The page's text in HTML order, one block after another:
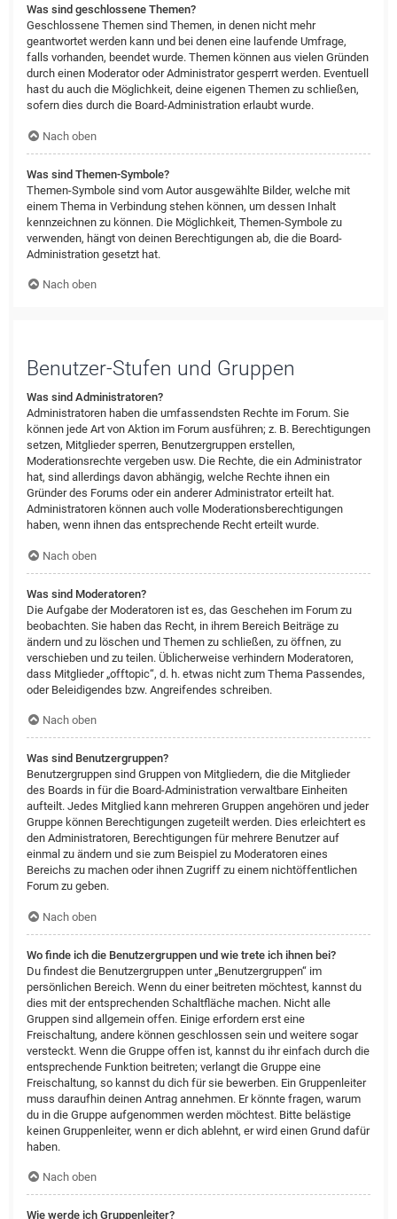
Was sind geschlossene Themen?
Geschlossene Themen sind Themen, in denen nicht mehr
geantwortet werden kann und bei denen eine laufende Umfrage,
falls vorhanden, beendet wurde. Themen können aus vielen Gründen
durch einen Moderator oder Administrator gesperrt werden. Eventuell
hast du auch die Möglichkeit, deine eigenen Themen zu schließen,
sofern dies durch die Board-Administration erlaubt wurde.
Nach oben
Was sind Themen-Symbole?
Themen-Symbole sind vom Autor ausgewählte Bilder, welche mit
einem Thema in Verbindung stehen können, um dessen Inhalt
kennzeichnen zu können. Die Möglichkeit, Themen-Symbole zu
verwenden, hängt von deinen Berechtigungen ab, die die Board-
Administration gesetzt hat.
Nach oben
Benutzer-Stufen und Gruppen
Was sind Administratoren?
Administratoren haben die umfassendsten Rechte im Forum. Sie
können jede Art von Aktion im Forum ausführen; z. B. Berechtigungen
setzen, Mitglieder sperren, Benutzergruppen erstellen,
Moderationsrechte vergeben usw. Die Rechte, die ein Administrator
hat, sind allerdings davon abhängig, welche Rechte ihnen ein
Gründer des Forums oder ein anderer Administrator erteilt hat.
Administratoren können auch volle Moderationsberechtigungen
haben, wenn ihnen das entsprechende Recht erteilt wurde.
Nach oben
Was sind Moderatoren?
Die Aufgabe der Moderatoren ist es, das Geschehen im Forum zu
beobachten. Sie haben das Recht, in ihrem Bereich Beiträge zu
ändern und zu löschen und Themen zu schließen, zu öffnen, zu
verschieben und zu teilen. Üblicherweise verhindern Moderatoren,
dass Mitglieder „offtopic“, d. h. etwas nicht zum Thema Passendes,
oder Beleidigendes bzw. Angreifendes schreiben.
Nach oben
Was sind Benutzergruppen?
Benutzergruppen sind Gruppen von Mitgliedern, die die Mitglieder
des Boards in für die Board-Administration verwaltbare Einheiten
aufteilt. Jedes Mitglied kann mehreren Gruppen angehören und jeder
Gruppe können Berechtigungen zugeteilt werden. Dies erleichtert es
den Administratoren, Berechtigungen für mehrere Benutzer auf
einmal zu ändern und sie zum Beispiel zu Moderatoren eines
Bereichs zu machen oder ihnen Zugriff zu einem nichtöffentlichen
Forum zu geben.
Nach oben
Wo finde ich die Benutzergruppen und wie trete ich ihnen bei?
Du findest die Benutzergruppen unter „Benutzergruppen“ im
persönlichen Bereich. Wenn du einer beitreten möchtest, kannst du
dies mit der entsprechenden Schaltfläche machen. Nicht alle
Gruppen sind allgemein offen. Einige erfordern erst eine
Freischaltung, andere können geschlossen sein und weitere sogar
versteckt. Wenn die Gruppe offen ist, kannst du ihr einfach durch die
entsprechende Funktion beitreten; verlangt die Gruppe eine
Freischaltung, so kannst du dich für sie bewerben. Ein Gruppenleiter
muss daraufhin deinen Antrag annehmen. Er könnte fragen, warum
du in die Gruppe aufgenommen werden möchtest. Bitte belästige
keinen Gruppenleiter, wenn er dich ablehnt, er wird einen Grund dafür
haben.
Nach oben
Wie werde ich Gruppenleiter?